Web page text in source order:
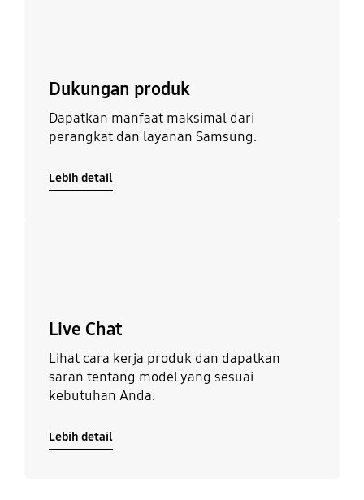
Dukungan produk
Dapatkan manfaat maksimal dari
perangkat dan layanan Samsung.
Lebih detail
Live Chat
Lihat cara kerja produk dan dapatkan
saran tentang model yang sesuai
kebutuhan Anda.
Lebih detail